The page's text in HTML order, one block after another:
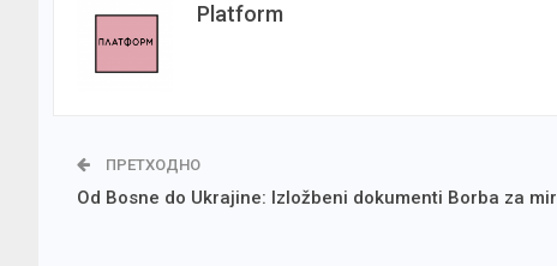
Platform
ПРЕТХОДНО
Od Bosne do Ukrajine: Izložbeni dokumenti Borba za mir